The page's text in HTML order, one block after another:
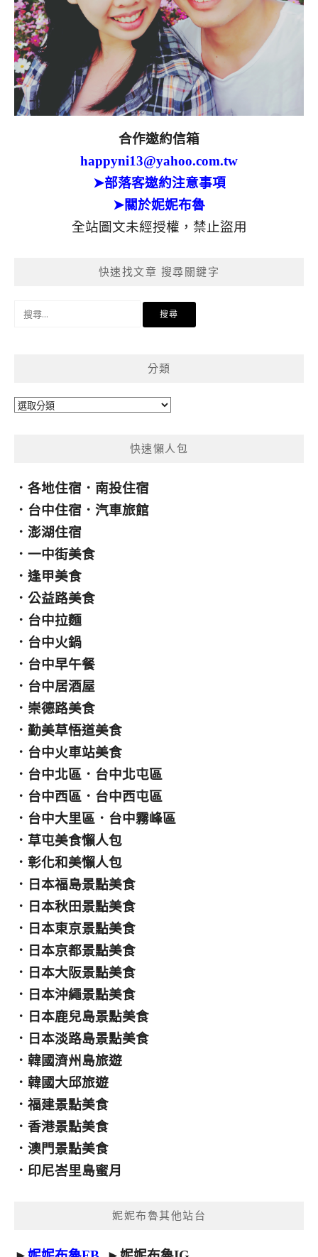
合作邀約信箱
happyni13@yahoo.com.tw
➤部落客邀約注意事項
➤關於妮妮布魯
全站圖文未經授權，禁止盜用
快速找文章 搜尋關鍵字
分類
分
快速懶人包
． 各地住宿 ． 南投住宿
． 台中住宿 ． 汽車旅館
． 澎湖住宿
． 一中街美食
． 逢甲美食
． 公益路美食
． 台中拉麵
． 台中火鍋
． 台中早午餐
． 台中居酒屋
． 崇德路美食
． 勤美草悟道美食
． 台中火車站美食
． 台中北區 ． 台中北屯區
． 台中西區 ． 台中西屯區
． 台中大里區 ． 台中霧峰區
． 草屯美食懶人包
． 彰化和美懶人包
． 日本福島景點美食
． 日本秋田景點美食
． 日本東京景點美食
． 日本京都景點美食
． 日本大阪景點美食
． 日本沖繩景點美食
． 日本鹿兒島景點美食
． 日本淡路島景點美食
． 韓國濟州島旅遊
． 韓國大邱旅遊
． 福建景點美食
． 香港景點美食
． 澳門景點美食
． 印尼峇里島蜜月
妮妮布魯其他站台